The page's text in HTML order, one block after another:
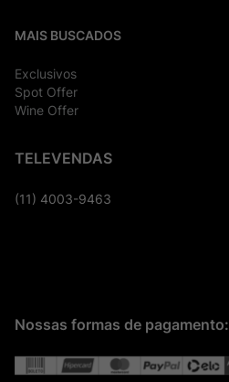
MAIS BUSCADOS
Exclusivos
Spot Offer
Wine Offer
TELEVENDAS
(11) 4003-9463
Nossas formas de pagamento: